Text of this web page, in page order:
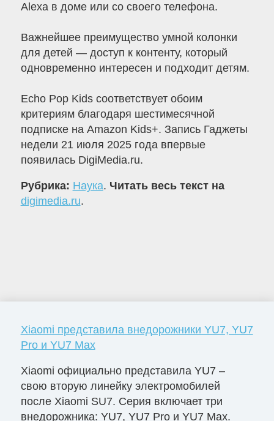
Alexa в доме или со своего телефона.
Важнейшее преимущество умной колонки
для детей — доступ к контенту, который
одновременно интересен и подходит детям.
Echo Pop Kids соответствует обоим
критериям благодаря шестимесячной
подписке на Amazon Kids+. Запись Гаджеты
недели 21 июля 2025 года впервые
появилась DigiMedia.ru.
Рубрика: Наука. Читать весь текст на
digimedia.ru.
Xiaomi представила внедорожники YU7, YU7
Pro и YU7 Max
Xiaomi официально представила YU7 –
свою вторую линейку электромобилей
после Xiaomi SU7. Серия включает три
внедорожника: YU7, YU7 Pro и YU7 Max.